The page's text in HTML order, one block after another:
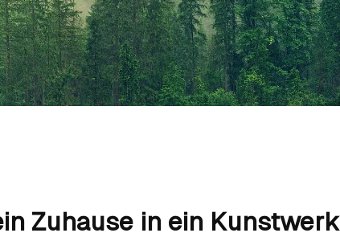
Zuhause in ein Kunstwerk